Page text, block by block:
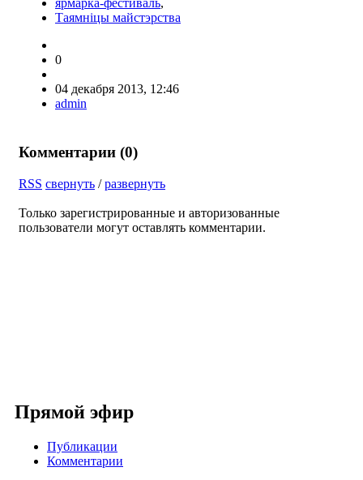
ярмарка-фестиваль,
Таямнiцы майстэрства
0
04 декабря 2013, 12:46
admin
Комментарии (0)
RSS свернуть /развернуть
Только зарегистрированные и авторизованные
пользователи могут оставлять комментарии.
Прямой эфир
Публикации
Комментарии